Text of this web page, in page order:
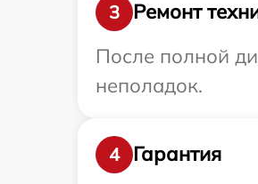
3
Ремонт
После полной
неполадок.
4
Гарантия